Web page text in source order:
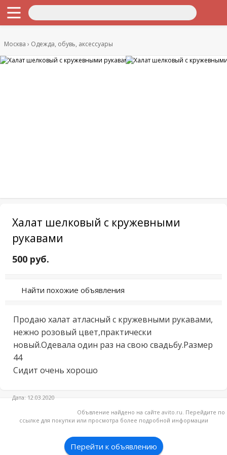
Москва Одежда, обувь, аксессуары
Халат шелковый с кружевными
рукавами
500 руб.
Найти похожие объявления
Продаю халат атласный с кружевными рукавами,
нежно розовый цвет,практически
новый.Одевала один раз на свою свадьбу.Размер
44
Сидит очень хорошо
Дата: 12.03.2020
Объвление найдено на сайте avito.ru. Перейдите по
ссылке для покупки или просмотра более подробной информации
Перейти к объявлению